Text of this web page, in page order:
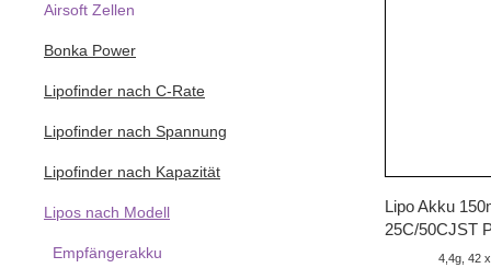
Lipo Akku
25C/50CJST
4,4g, 42
Airsoft Zellen
Bonka Power
Lipofinder nach C-Rate
Lipofinder nach Spannung
Lipofinder nach Kapazität
Lipos nach Modell
Empfängerakku